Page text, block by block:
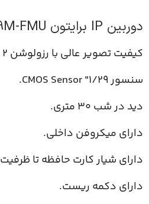
دوربین IP برایتون IPC-72B49M-FMU
کیفیت تصویر عالی با رزولوشن 2 مگاپیکسل.
سنسور 1/29″ CMOS Sensor.
دید در شب 30 متری.
دارای میکروفن داخلی.
دارای شیار کارت حافظه تا ظرفیت 128 گیگابایت.
دارای دکمه ریست.